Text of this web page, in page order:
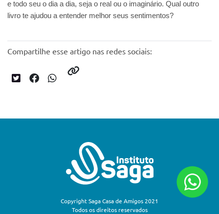
e todo seu o dia a dia, seja o real ou o imaginário. Qual outro
livro te ajudou a entender melhor seus sentimentos?
Compartilhe esse artigo nas redes sociais:
Copyright Saga Casa de Amigos 2021
Todos os direitos reservados